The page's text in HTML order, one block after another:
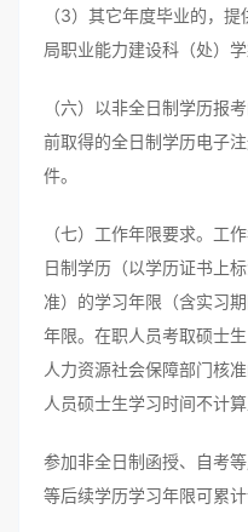
（3）其它年度毕业的，
局职业能力建设科（处）学
（六）以非全日制学历报
前取得的全日制学历电子
件。
（七）工作年限要求。工
日制学历（以学历证书上
准）的学习年限（含实习
年限。在职人员考取硕士
人力资源社会保障部门核
人员硕士生学习时间不计算
参加非全日制函授、自考
等后续学历学习年限可累计